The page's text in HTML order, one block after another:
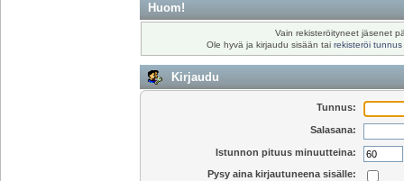
Huom!
Vain rekisteröityneet jäsenet
Ole hyvä ja kirjaudu sisään tai rekisteröi tunnus
Kirjaudu
Tunnus:
Salasana:
Istunnon pituus minuutteina:
Pysy aina kirjautuneena sisälle: